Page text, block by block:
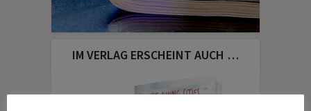
IM VERLAG ERSCHEINT AUCH …